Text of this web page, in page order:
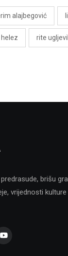
alajbegović
rite
brišu
vrijednosti